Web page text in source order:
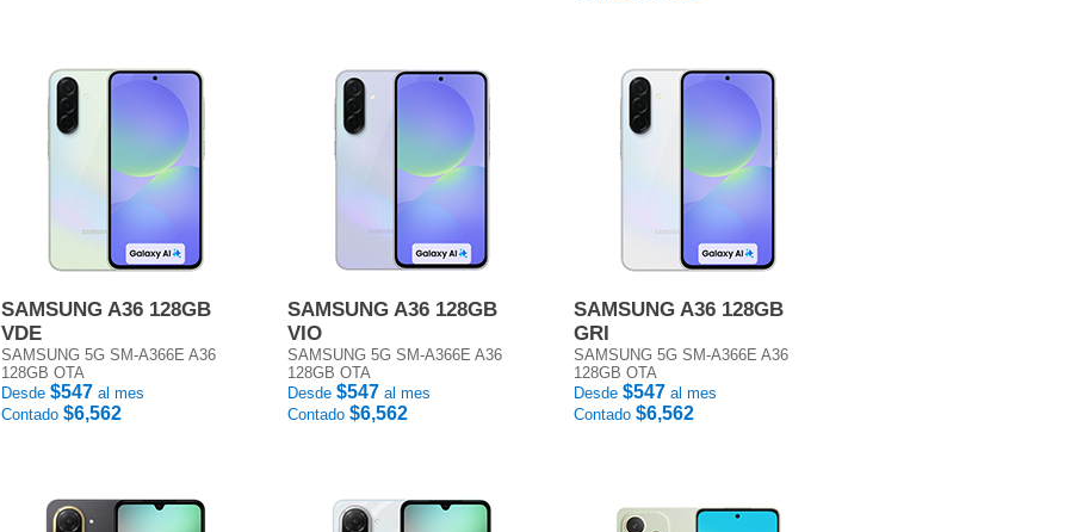
SAMSUNG A36 128GB
VDE
SAMSUNG 5G SM-A366E A36
128GB OTA
Desde $547 al mes
Contado $6,562
SAMSUNG A36 128GB
VIO
SAMSUNG 5G SM-A366E A36
128GB OTA
Desde $547 al mes
Contado $6,562
SAMSUNG A36 128GB
GRI
SAMSUNG 5G SM-A366E A36
128GB OTA
Desde $547 al mes
Contado $6,562